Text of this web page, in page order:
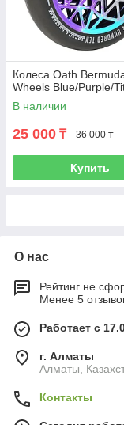
Колеса Oath
Wheels Blue/Purple/
В наличии
25 000 ₸ 36 000 ₸
Купить
О нас
Рейтинг не
Менее 5
Работает с
г. Алматы
Алматы,
Контакты